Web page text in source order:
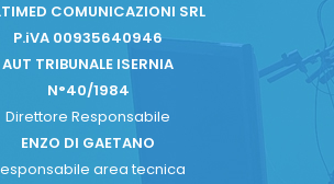
COMUNICAZIONI SRL
P.iVA 00935640946
AUT TRIBUNALE ISERNIA
N°40/1984
Direttore Responsabile
ENZO DI GAETANO
area tecnica